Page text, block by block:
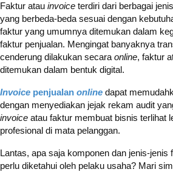
Faktur atau invoice terdiri dari berbagai
yang berbeda-beda sesuai dengan
faktur yang umumnya ditemukan dalam
faktur penjualan. Mengingat banyaknya
cenderung dilakukan secara online, faktur
ditemukan dalam bentuk digital.
Invoice penjualan online dapat
dengan menyediakan jejak rekam audit
invoice atau faktur membuat bisnis terlihat
profesional di mata pelanggan.
Lantas, apa saja komponen dan jenis-jenis
perlu diketahui oleh pelaku usaha? Mari